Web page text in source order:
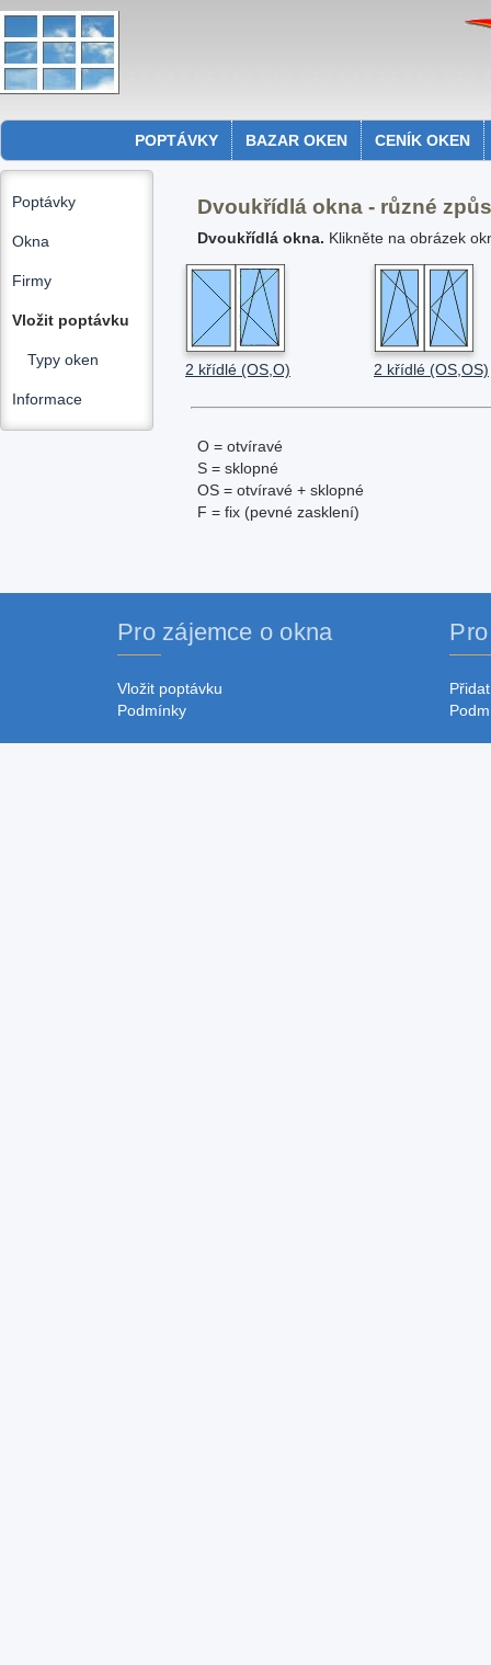
POPTÁVKY BAZAR OKEN CENÍK OKEN
Poptávky
Okna
Firmy
Vložit poptávku
Typy oken
Informace
Dvoukřídlá okna - různé
Dvoukřídlá okna. Klikněte na obrázek
2 křídlé (OS,O) 2 křídlé (OS,OS)
O = otvíravé
S = sklopné
OS = otvíravé + sklopné
F = fix (pevné zasklení)
Pro zájemce o okna
Vložit poptávku
Podmínky